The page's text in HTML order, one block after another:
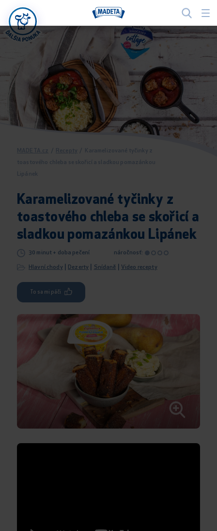
MADETA.cz / Recepty /
Karamelizované tyčinky z
toastového chleba se skořicí a sladkou pomazánkou
Lipánek
Karamelizované tyčinky z
toastového chleba se skořicí a
sladkou pomazánkou Lipánek
30 minut + doba pečení náročnosť:
Hlavní chody| Dezerty Snídaně Video recepty
To sa mi páči